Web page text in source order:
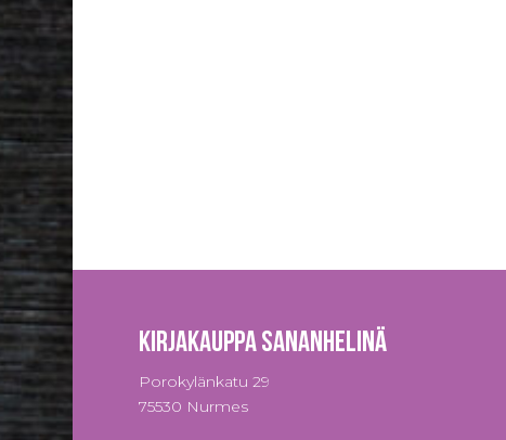
Kirjakauppa Sananhelinä
Porokylänkatu 29
75530 Nurmes